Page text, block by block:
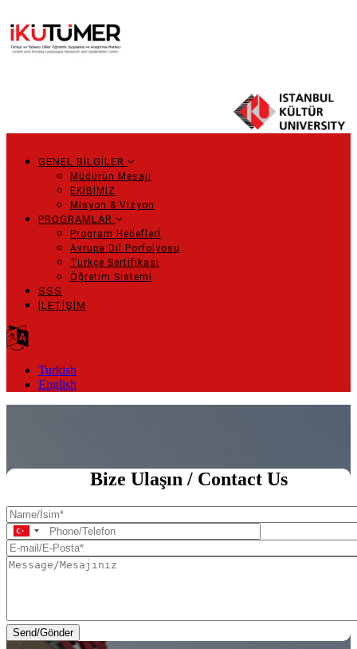
içeriğe
atla
navigation
GENEL BİLGİLER
Müdürün Mesajı
EKİBİMİZ
Misyon & Vizyon
PROGRAMLAR
Program Hedeflerİ
Avrupa Dil Porfolyosu
Türkçe Sertifikası
Öğretim Sistemi
SSS
İLETİŞİM
Turkish
English
Bize Ulaşın / Contact Us
Name/
İsim
Phone/Telefon
E-
mail/E-
Message/Mesajınız